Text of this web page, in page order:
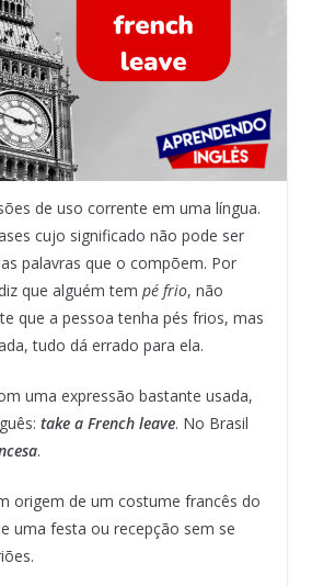
de uso corrente em uma língua.
cujo significado não pode ser
palavras que o compõem. Por
que alguém tem pé frio, não
que a pessoa tenha pés frios, mas
tudo dá errado para ela.
uma expressão bastante usada,
take a French leave. No Brasil
.
origem de um costume francês do
uma festa ou recepção sem se